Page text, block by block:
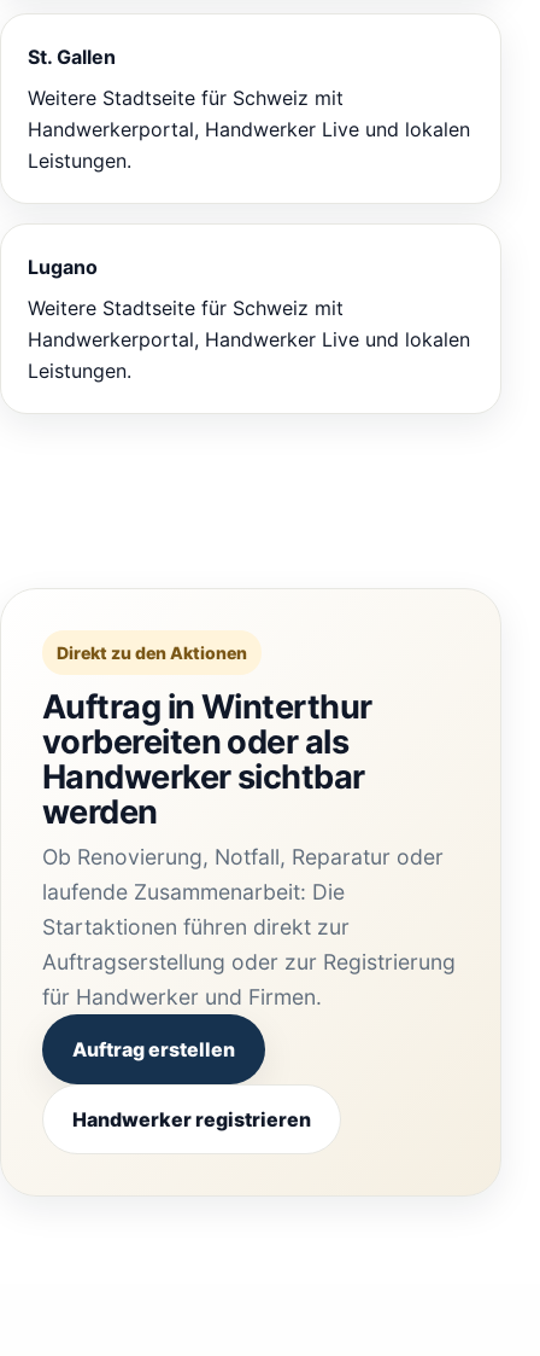
St. Gallen
Weitere Stadtseite für Schweiz mit
Handwerkerportal, Handwerker Live und lokalen
Leistungen.
Lugano
Weitere Stadtseite für Schweiz mit
Handwerkerportal, Handwerker Live und lokalen
Leistungen.
Direkt zu den Aktionen
Auftrag in Winterthur
vorbereiten oder als
Handwerker sichtbar
werden
Ob Renovierung, Notfall, Reparatur oder
laufende Zusammenarbeit: Die
Startaktionen führen direkt zur
Auftragserstellung oder zur Registrierung
für Handwerker und Firmen.
Auftrag erstellen
Handwerker registrieren